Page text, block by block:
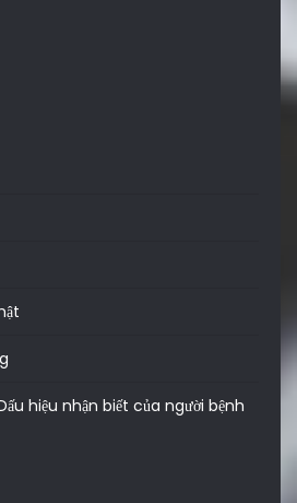
hiệu nhận biết của người bệnh